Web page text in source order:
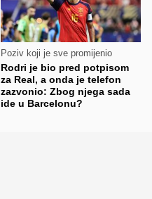
Poziv koji je sve promijenio
Rodri je bio pred potpisom
za Real, a onda je telefon
zazvonio: Zbog njega sada
ide u Barcelonu?